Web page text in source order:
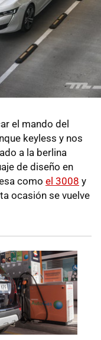
el mando del
keyless y nos
a la berlina
de diseño en
como el 3008 y
ocasión se vuelve